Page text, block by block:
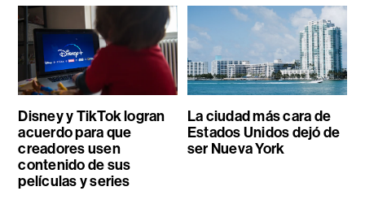
Disney y TikTok logran
acuerdo para que
creadores usen
contenido de sus
películas y series
La ciudad más cara de
Estados Unidos dejó de
ser Nueva York